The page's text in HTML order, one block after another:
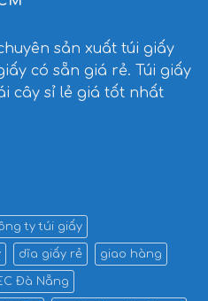
sản xuất túi giấy
có sẵn giá rẻ. Túi giấy
cây sỉ lẻ giá tốt nhất
ty túi giấy
dĩa giấy rẻ giao hàng
Đà Nẵng